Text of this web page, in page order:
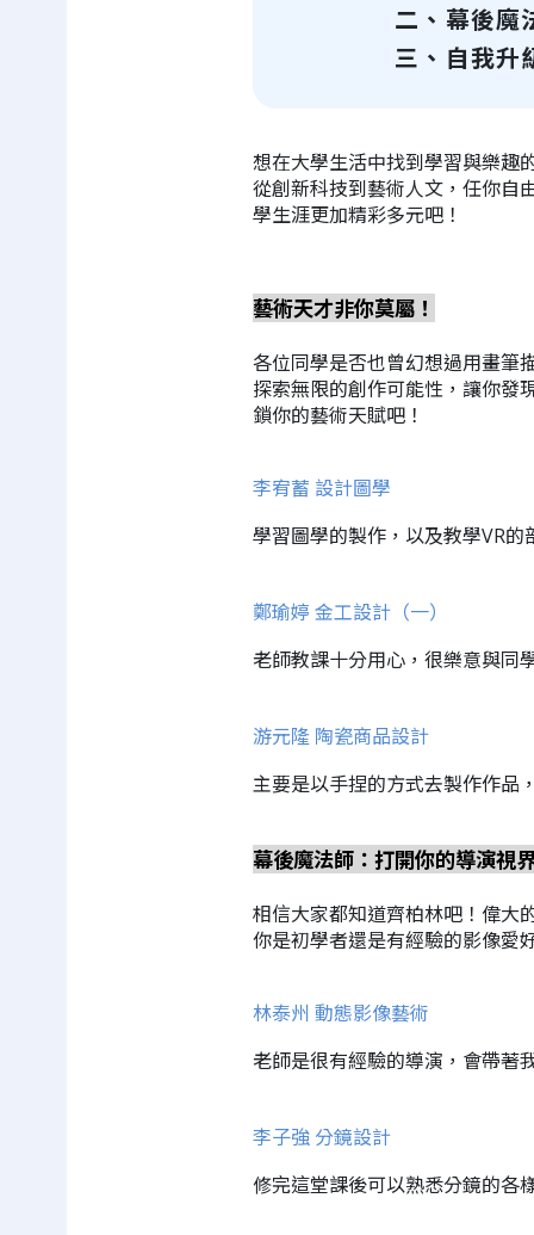
二、幕後魔
三、自我升
想在大學生活中找到學習與樂趣
從創新科技到藝術人文，任你自
學生涯更加精彩多元吧！
藝術天才非你莫屬！
各位同學是否也曾幻想過用畫筆
探索無限的創作可能性，讓你發
鎖你的藝術天賦吧！
李宥蓄 設計圖學
學習圖學的製作，以及教學VR
鄭瑜婷 金工設計（一）
老師教課十分用心，很樂意與同
游元隆 陶瓷商品設計
主要是以手捏的方式去製作作品
幕後魔法師：打開你的導演視
相信大家都知道齊柏林吧！偉大
你是初學者還是有經驗的影像愛
林泰州 動態影像藝術
老師是很有經驗的導演，會帶著
李子強 分鏡設計
修完這堂課後可以熟悉分鏡的各